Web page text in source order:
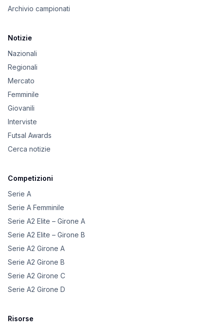
Archivio campionati
Notizie
Nazionali
Regionali
Mercato
Femminile
Giovanili
Interviste
Futsal Awards
Cerca notizie
Competizioni
Serie A
Serie A Femminile
Serie A2 Elite – Girone A
Serie A2 Elite – Girone B
Serie A2 Girone A
Serie A2 Girone B
Serie A2 Girone C
Serie A2 Girone D
Risorse